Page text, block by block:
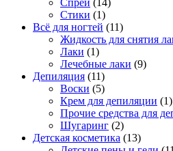
Спреи (14)
Стики (1)
Всё для ногтей (11)
Жидкость для снятия
Лаки (1)
Лечебные лаки (9)
Депиляция (11)
Воски (5)
Крем для депиляции (1)
Прочие средства для
Шугаринг (2)
Детская косметика (13)